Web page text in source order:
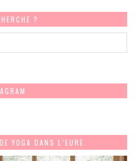
?
YOGA DANS L’EURE